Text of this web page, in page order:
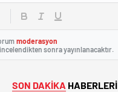
moderasyon
sonra yayınlanacaktır.
SON DAKİKA HABERLERİ